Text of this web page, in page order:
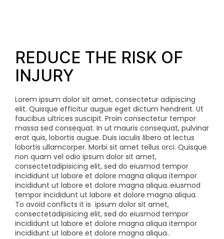
REDUCE THE RISK OF
INJURY
Lorem ipsum dolor sit amet, consectetur adipiscing
elit. Quisque efficitur augue eget dictum hendrerit. Ut
faucibus ultrices suscipit. Proin consectetur tempor
massa sed consequat. In ut mauris consequat, pulvinar
erat quis, lobortis augue. Duis iaculis libero at lectus
lobortis ullamcorper. Morbi sit amet tellus orci. Quisque
non quam vel odio ipsum dolor sit amet,
consectetadipisicing elit, sed do eiusmod tempor
incididunt ut labore et dolore magna aliqua itempor
incididunt ut labore et dolore magna aliqua..eiusmod
tempor incididunt ut labore et dolore magna aliqua.
To avoid conflicts it is ipsum dolor sit amet,
consectetadipisicing elit, sed do eiusmod tempor
incididunt ut labore et dolore magna aliqua itempor
incididunt ut labore et dolore magna aliqua..